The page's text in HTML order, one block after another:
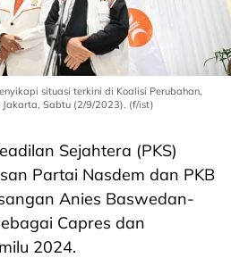
situasi terkini di Koalisi Perubahan,
Jakarta, Sabtu (2/9/2023). (f/ist)
Sejahtera (PKS)
Partai Nasdem dan PKB
Anies Baswedan-
Capres dan
2024.